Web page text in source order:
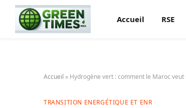
Accueil RSE
Accueil » Hydrogène vert : comment le Maroc
TRANSITION ENERGÉTIQUE ET ENR